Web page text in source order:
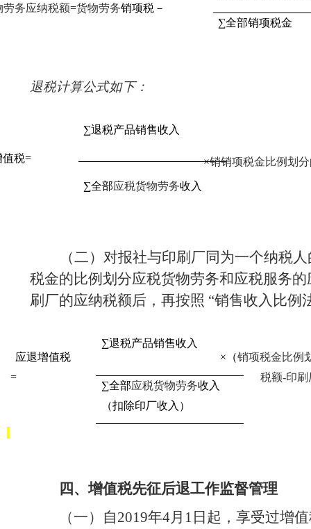
劳务应纳税额=货物劳务销项税－
∑全部销项税金
退税计算公式如下：
值税=
∑退税产品销售收入
×销销项税金比例划
∑全部应税货物劳务收入
（二）对报社与印刷厂同为一个纳税
税金的比例划分应税货物劳务和应税服务
刷厂的应纳税额后，再按照 “销售收入比例
应退增值税
=
∑退税产品销售收入
×（销项税金比例
税额-印刷
∑全部应税货物劳务收入
（扣除印厂收入）
四、增值税先征后退工作监督管理
（一）自2019年4月 1 日起，享受过增